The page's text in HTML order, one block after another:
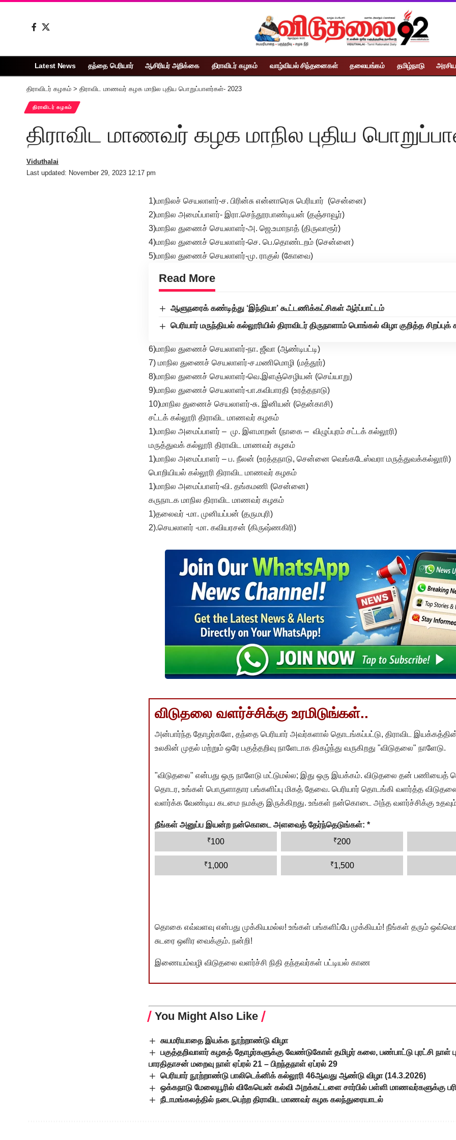
Latest News தந்தை பெரியார் ஆசிரியர் அறிக்கை திராவிடர் கழகம் வாழ்வியல் சிந்தனைகள் தலையங்கம் தமிழ்நாடு
திராவிடர் கழகம் > திராவிட மாணவர் கழக மாநில புதிய பொறுப்பாளர்கள்- 2023
திராவிடர் கழகம்
திராவிட மாணவர் கழக மாநில புதிய
Last updated: November 29, 2023 12:17 pm
Viduthalai
1)மாநிலச் செயலாளர்-ச. பிரின்சு என்னாரெசு பெரியார் (சென்னை)
2)மாநில அமைப்பாளர்- இரா.செந்தூரபாண்டியன் (தஞ்சாவூர்)
3)மாநில துணைச் செயலாளர்-அ. ஜெ.உமாநாத் (திருவாரூர்)
4)மாநில துணைச் செயலாளர்-செ. பெ.தொண்டறம் (சென்னை)
5)மாநில துணைச் செயலாளர்-மு. ராகுல் (கோவை)
Read More
ஆளுநரைக் கண்டித்து ‘இந்தியா’ கூட்டணிக்கட்சிகள் ஆர்ப்பாட்டம்
பெரியார் மருந்தியல் கல்லூரியில் திராவிடர் திருநாளாம் பொங்கல் விழா குறித்த
6)மாநில துணைச் செயலாளர்-நா. ஜீவா (ஆண்டிபட்டி)
7) மாநில துணைச் செயலாளர்-ச.மணிமொழி (மத்தூர்)
8)மாநில துணைச் செயலாளர்-வெ.இளஞ்செழியன் (செய்யாறு)
9)மாநில துணைச் செயலாளர்-பா.கவிபாரதி (உரத்தநாடு)
10)மாநில துணைச் செயலாளர்-சு. இனியன் (தென்காசி)
சட்டக் கல்லூரி திராவிட மாணவர் கழகம்
1)மாநில அமைப்பாளர் – மு. இளமாறன் (நாகை – விழுப்புரம் சட்டக் கல்லூரி)
மருத்துவக் கல்லூரி திராவிட மாணவர் கழகம்
1)மாநில அமைப்பாளர் – ப. நீலன் (உரத்தநாடு, சென்னை வெங்கடேஸ்வரா மருத்துவக்கல்லூரி)
பொறியியல் கல்லூரி திராவிட மாணவர் கழகம்
1)மாநில அமைப்பாளர்-வி. தங்கமணி (சென்னை)
கருநாடக மாநில திராவிட மாணவர் கழகம்
1)தலைவர் -மா. முனியப்பன் (தருமபுரி)
2).செயலாளர் -மா. கவியரசன் (கிருஷ்ணகிரி)
விடுதலை வளர்ச்சிக்கு உரமிடுங்கள்..
அன்பார்ந்த தோழர்களே, தந்தை பெரியார் அவர்களால் தொடங்கப்பட்டு, திராவிட
உலகின் முதல் மற்றும் ஒரே பகுத்தறிவு நாளேடாக திகழ்ந்து வருகிறது "விடுதலை" நாளேடு.
"விடுதலை" என்பது ஒரு நாளேடு மட்டுமல்ல; இது ஒரு இயக்கம். விடுதலை தன் பணியைத்
தொடர, உங்கள் பொருளாதார பங்களிப்பு மிகத் தேவை. பெரியார் தொடங்கி வளர்த்த
வளர்க்க வேண்டிய கடமை நமக்கு இருக்கிறது. உங்கள் நன்கொடை அந்த வளர்ச்சிக்கு
நீங்கள் அனுப்ப இயன்ற நன்கொடை அளவைத் தேர்ந்தெடுங்கள்: *
₹100 ₹200
₹1,000 ₹1,500
தொகை எவ்வளவு என்பது முக்கியமல்ல! உங்கள் பங்களிப்பே முக்கியம்! நீங்கள் தரும் ஒவ்வொரு
சுடரை ஒளிர வைக்கும். நன்றி!
இணையம்வழி விடுதலை வளர்ச்சி நிதி தந்தவர்கள் பட்டியல் காண
You Might Also Like
சுயமரியாதை இயக்க நூற்றாண்டு விழா
பகுத்தறிவாளர் கழகத் தோழர்களுக்கு வேண்டுகோள் தமிழர் கலை, பண்பாட்டு புரட்சி நாள்
பாரதிதாசன் மறைவு நாள் ஏப்ரல் 21 – பிறந்தநாள் ஏப்ரல் 29
பெரியார் நூற்றாண்டு பாலிடெக்னிக் கல்லூரி 46ஆவது ஆண்டு விழா (14.3.2026)
ஒக்கநாடு மேலையூரில் விகேயென் கல்வி அறக்கட்டளை சார்பில் பள்ளி மாணவர்களுக்கு
நீடாமங்கலத்தில் நடைபெற்ற திராவிட மாணவர் கழக கலந்துரையாடல்